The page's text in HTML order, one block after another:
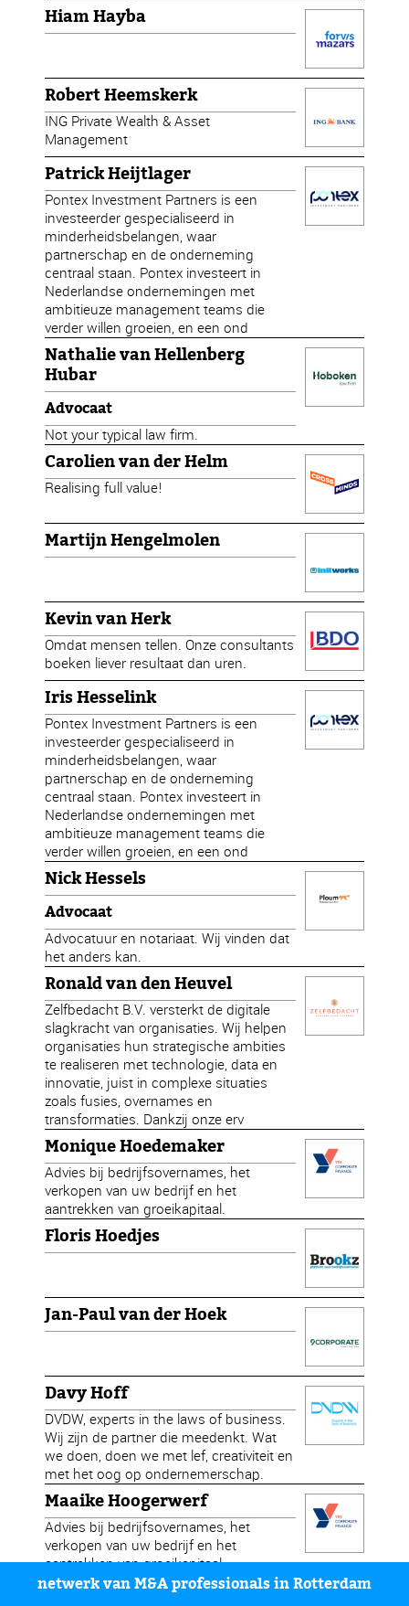
Hiam Hayba
Robert Heemskerk
ING Private Wealth & Asset
Management
Patrick Heijtlager
Pontex Investment Partners is een
investeerder gespecialiseerd in
minderheidsbelangen, waar
partnerschap en de onderneming
centraal staan. Pontex investeert in
Nederlandse ondernemingen met
ambitieuze management teams die
verder willen groeien, en een ond
Nathalie van Hellenberg
Hubar
Advocaat
Not your typical law firm.
Carolien van der Helm
Realising full value!
Martijn Hengelmolen
Kevin van Herk
Omdat mensen tellen. Onze consultants
boeken liever resultaat dan uren.
Iris Hesselink
Pontex Investment Partners is een
investeerder gespecialiseerd in
minderheidsbelangen, waar
partnerschap en de onderneming
centraal staan. Pontex investeert in
Nederlandse ondernemingen met
ambitieuze management teams die
verder willen groeien, en een ond
Nick Hessels
Advocaat
Advocatuur en notariaat. Wij vinden dat
het anders kan.
Ronald van den Heuvel
Zelfbedacht B.V. versterkt de digitale
slagkracht van organisaties. Wij helpen
organisaties hun strategische ambities
te realiseren met technologie, data en
innovatie, juist in complexe situaties
zoals fusies, overnames en
transformaties. Dankzij onze erv
Monique Hoedemaker
Advies bij bedrijfsovernames, het
verkopen van uw bedrijf en het
aantrekken van groeikapitaal.
Floris Hoedjes
Jan-Paul van der Hoek
Davy Hoff
DVDW, experts in the laws of business.
Wij zijn de partner die meedenkt. Wat
we doen, doen we met lef, creativiteit en
met het oog op ondernemerschap.
Maaike Hoogerwerf
Advies bij bedrijfsovernames, het
verkopen van uw bedrijf en het
aantrekken van groeikapitaal.
Stijn Houben
netwerk van M&A professionals in Rotterdam